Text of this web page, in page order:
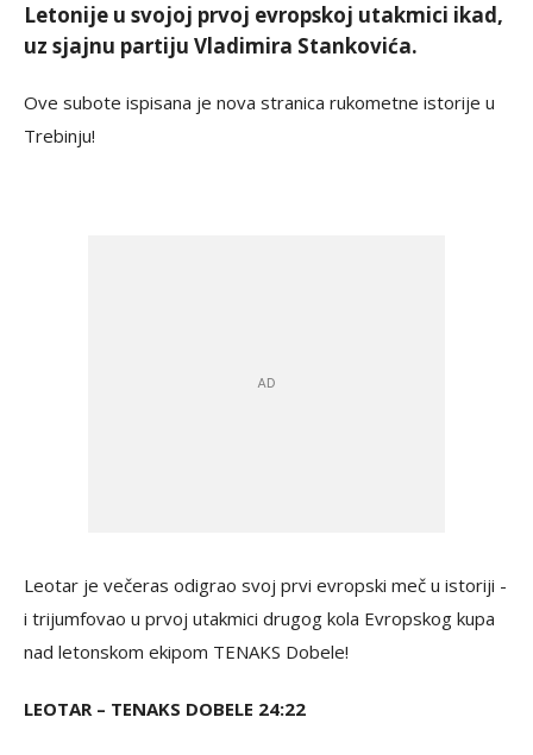
Letonije u svojoj prvoj evropskoj utakmici ikad,
uz sjajnu partiju Vladimira Stankovića.
Ove subote ispisana je nova stranica rukometne istorije u
Trebinju!
Leotar je večeras odigrao svoj prvi evropski meč u istoriji -
i trijumfovao u prvoj utakmici drugog kola Evropskog kupa
nad letonskom ekipom TENAKS Dobele!
LEOTAR – TENAKS DOBELE 24:22